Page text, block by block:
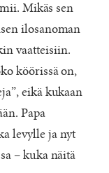
Mikäs sen
ilosanoman
vaatteisiin.
köörissä on,
eikä kukaan
Papa
levylle ja nyt
– kuka näitä